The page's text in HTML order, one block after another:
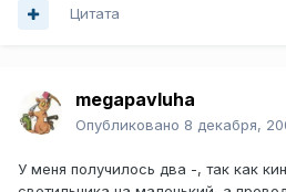
Цитата
megapavluha
Опубликовано 8 декабря,
У меня получилось два -, так как